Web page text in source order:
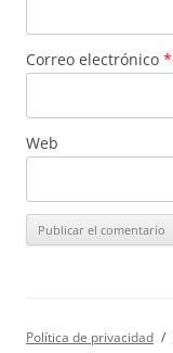
Correo electrónico *
Web
Política de privacidad